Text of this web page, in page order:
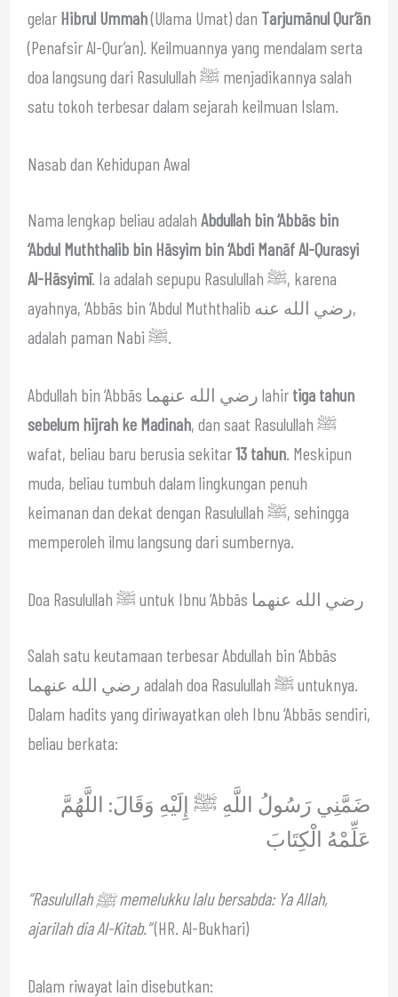
gelar Hibrul Ummah(Ulama Umat) dan Tarjumānul Qur’ān
(Penafsir Al-Qur’an). Keilmuannya yang mendalam serta
doa langsung dari Rasulullah ﷺ menjadikannya salah
satu tokoh terbesar dalam sejarah keilmuan Islam.
Nasab dan Kehidupan Awal
Nama lengkap beliau adalah Abdullah bin ‘Abbās bin
‘Abdul Muththalib bin Hāsyim bin ‘Abdi Manāf Al-Qurasyi
Al-Hāsyimī. Ia adalah sepupu Rasulullah ﷺ, karena
ayahnya, ‘Abbās bin ‘Abdul Muththalib رضي الله عنه,
adalah paman Nabi ﷺ.
Abdullah bin ‘Abbās رضي الله عنهما lahir tiga tahun
sebelum hijrah ke Madinah, dan saat Rasulullah ﷺ
wafat, beliau baru berusia sekitar13 tahun. Meskipun
muda, beliau tumbuh dalam lingkungan penuh
keimanan dan dekat dengan Rasulullah ﷺ, sehingga
memperoleh ilmu langsung dari sumbernya.
Doa Rasulullah ﷺ untuk Ibnu ‘Abbās رضي الله عنهما
Salah satu keutamaan terbesar Abdullah bin ‘Abbās
رضي الله عنهما adalah doa Rasulullah ﷺ untuknya.
Dalam hadits yang diriwayatkan oleh Ibnu ‘Abbās sendiri,
beliau berkata:
ضَمَّنِي رَسُولُ اللَّهِ ﷺ إِلَيْهِ وَقَالَ: اللَّهُمَّ
عَلِّمْهُ الْكِتَابَ
“Rasulullah ﷺ memelukku lalu bersabda: Ya Allah,
ajarilah dia Al-Kitab.”(HR. Al-Bukhari)
Dalam riwayat lain disebutkan: